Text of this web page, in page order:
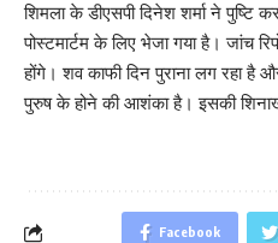
शिमला के डीएसपी दिनेश शर्मा ने पुष्टि
पोस्टमार्टम के लिए भेजा गया है। जांच
होंगे। शव काफी दिन पुराना लग रहा है
पुरुष के होने की आशंका है। इसकी
Facebook